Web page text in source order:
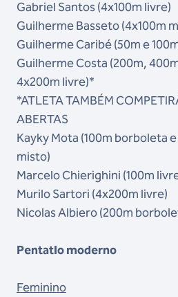
Gabriel Santos (4x100m livre)
Guilherme Basseto (4x100m
Guilherme Caribé (50m e
Guilherme Costa (200m,
4x200m livre)*
*ATLETA TAMBÉM
ABERTAS
Kayky Mota (100m borboleta
misto)
Marcelo Chierighini (100m
Murilo Sartori (4x200m livre)
Nicolas Albiero (200m
Pentatlo moderno
Feminino